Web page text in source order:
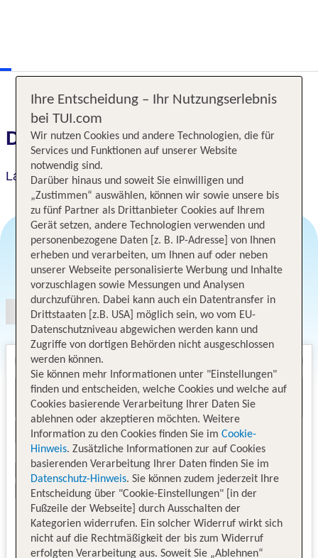
Das erwartet Sie
La Pedrera Small Hotel & Spa
Angebotsauswahl
Ihre Entscheidung – Ihr Nutzungserlebnis
bei TUI.com
Wir nutzen Cookies und andere Technologien, die für
Services und Funktionen auf unserer Website
notwendig sind.
Darüber hinaus und soweit Sie einwilligen und
„Zustimmen“ auswählen, können wir sowie unsere bis
zu fünf Partner als Drittanbieter Cookies auf Ihrem
Gerät setzen, andere Technologien verwenden und
personenbezogene Daten [z. B. IP-Adresse] von Ihnen
erheben und verarbeiten, um Ihnen auf oder neben
unserer Webseite personalisierte Werbung und Inhalte
vorzuschlagen sowie Messungen und Analysen
durchzuführen. Dabei kann auch ein Datentransfer in
Drittstaaten [z.B. USA] möglich sein, wo vom EU-
Datenschutzniveau abgewichen werden kann und
Zugriffe von dortigen Behörden nicht ausgeschlossen
werden können.
Sie können mehr Informationen unter "Einstellungen"
finden und entscheiden, welche Cookies und welche auf
Cookies basierende Verarbeitung Ihrer Daten Sie
ablehnen oder akzeptieren möchten. Weitere
Information zu den Cookies finden Sie im Cookie-
Hinweis. Zusätzliche Informationen zur auf Cookies
basierenden Verarbeitung Ihrer Daten finden Sie im
Datenschutz-Hinweis. Sie können zudem jederzeit Ihre
Entscheidung über "Cookie-Einstellungen" [in der
Fußzeile der Webseite] durch Ausschalten der
Kategorien widerrufen. Ein solcher Widerruf wirkt sich
nicht auf die Rechtmäßigkeit der bis zum Widerruf
erfolgten Verarbeitung aus. Soweit Sie „Ablehnen“